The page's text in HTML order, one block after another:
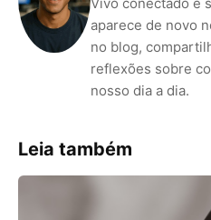
aparece de novo
no blog,
reflexões sobre
nosso dia a dia.
Leia também